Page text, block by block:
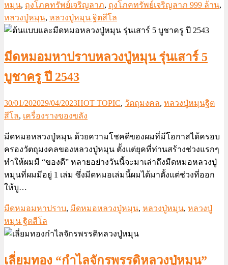
หมุน, ถุงโภคทรัพย์เจริญลาภ, ถุงโภคทรัพย์เจริญลาภ 999 ล้าน,
หลวงปู่หมุน, หลวงปู่หมุน ฐิตสีโล
มีดหมอมหาปราบหลวงปู่หมุน รุ่นเสาร์ 5
บูชาครู ปี 2543
30/01/202029/04/2023HOT TOPIC, วัตถุมงคล, หลวงปู่หมุนฐิต
สีโล, เครื่องรางของขลัง
มีดหมอหลวงปู่หมุน ด้วยความโชคดีของผมที่มีโอกาสได้ครอบ
ครองวัตถุมงคลของหลวงปู่หมุน ตั้งแต่ยุคที่ท่านสร้างช่วงแรกๆ
ทำให้ผมมี “ของดี” หลายอย่างวันนี้จะมาเล่าถึงมีดหมอหลวงปู่
หมุนที่ผมมีอยู่ 1 เล่ม ซึ่งมีดหมอเล่มนี้ผมได้มาตั้งแต่ช่วงที่ออก
ให้บู…
มีดหมอมหาปราบ, มีดหมอหลวงปู่หมุน, หลวงปู่หมุน, หลวงปู่
หมุน ฐิตสีโล
เลี่ยมทอง “กำไลจักรพรรดิหลวงปู่หมุน”